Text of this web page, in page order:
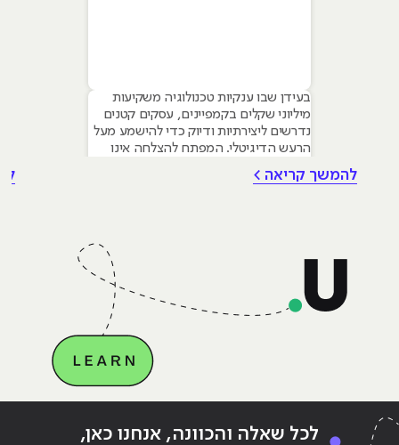
בעידן שבו ענקיות טכנולוגיה משקיעות
מיליוני שקלים בקמפיינים, עסקים קטנים
נדרשים ליצירתיות ודיוק כדי להישמע מעל
הרעש הדיגיטלי. המפתח להצלחה אינו
עקרונות של שיווק דיגיטלי לעסקים קטנים
Continue reading
להמשך קריאה >
לכל שאלה והכוונה, אנחנו כאן,